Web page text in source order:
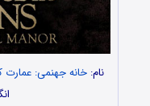
نام: خانه جهنمی: عمارت